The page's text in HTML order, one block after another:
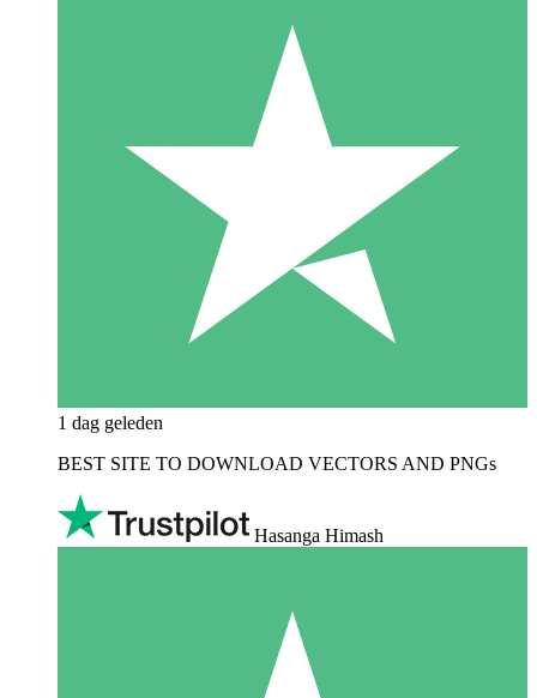
1 dag geleden
BEST SITE TO DOWNLOAD VECTORS AND PNGs
Hasanga Himash